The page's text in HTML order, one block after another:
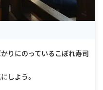
かりにのっているこぼれ寿司
しよう。